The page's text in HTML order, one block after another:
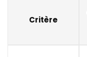
Critère